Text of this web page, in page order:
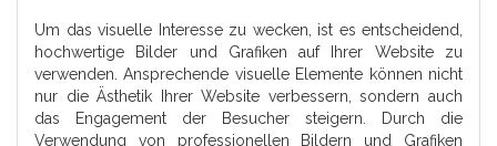
Um das visuelle Interesse zu wecken, ist es entscheidend,
hochwertige Bilder und Grafiken auf Ihrer Website zu
verwenden. Ansprechende visuelle Elemente können nicht
nur die Ästhetik Ihrer Website verbessern, sondern auch
das Engagement der Besucher steigern. Durch die
Verwendung von professionellen Bildern und Grafiken